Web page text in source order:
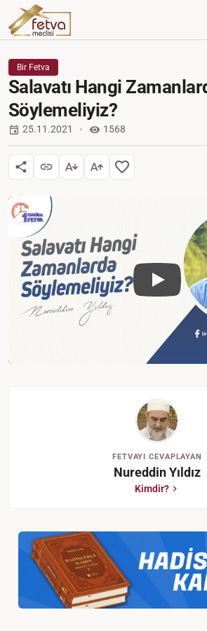
Bir Fetva
Salavatı Hangi
Söylemeliyiz?
25.11.2021 1568
FETVAYI CEVAPLAYAN
Nureddin Yıldız
Kimdir?